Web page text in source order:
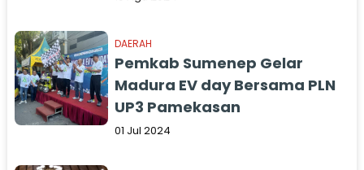
DAERAH
Pemkab Sumenep Gelar
Madura EV day Bersama PLN
UP3 Pamekasan
01 Jul 2024